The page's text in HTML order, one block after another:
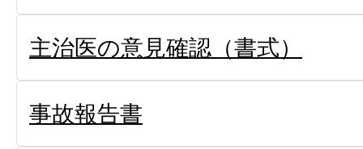
主治医の意見確認（書式）
事故報告書